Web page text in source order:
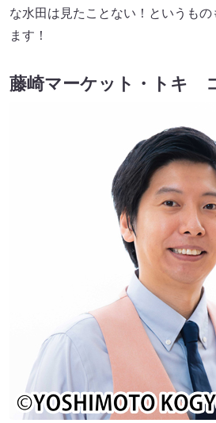
な水田は見たことない！というも
ます！
藤崎マーケット・トキ